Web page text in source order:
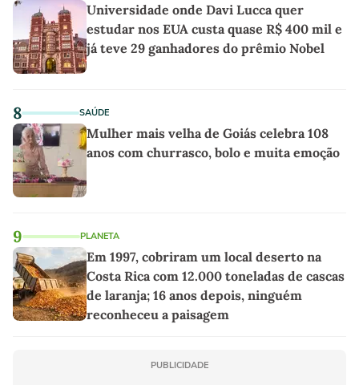
Universidade onde Davi Lucca quer
estudar nos EUA custa quase R$ 400 mil e
já teve 29 ganhadores do prêmio Nobel
8 SAÚDE
Mulher mais velha de Goiás celebra 108
anos com churrasco, bolo e muita emoção
9 PLANETA
Em 1997, cobriram um local deserto na
Costa Rica com 12.000 toneladas de cascas
de laranja; 16 anos depois, ninguém
reconheceu a paisagem
PUBLICIDADE